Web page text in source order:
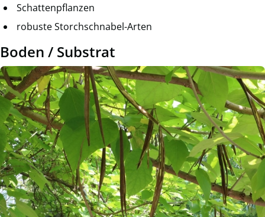
Schattenpflanzen
robuste Storchschnabel-Arten
Boden / Substrat